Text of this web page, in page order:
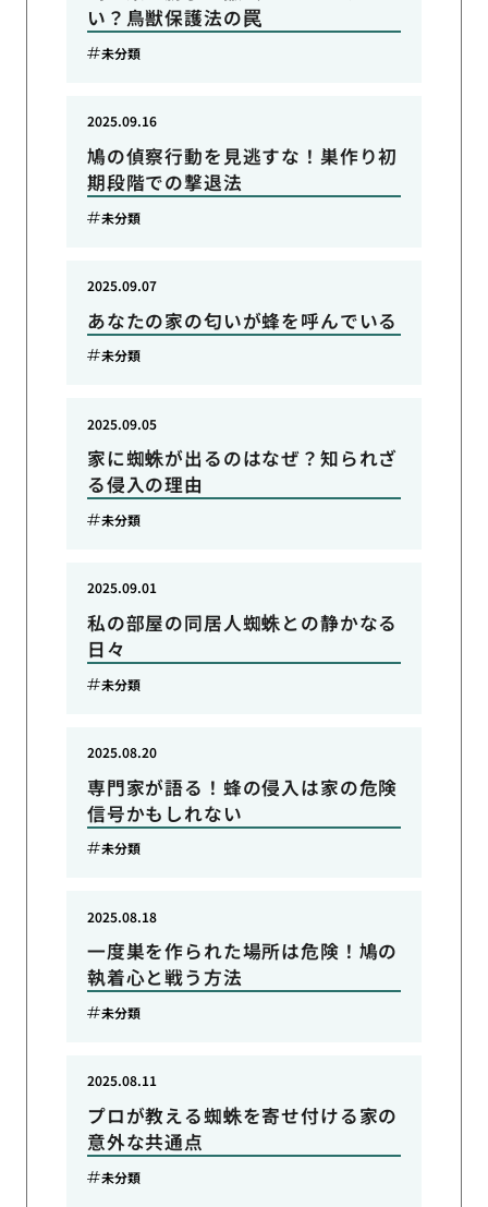
い？鳥獣保護法の罠
未分類
鳩の偵察行動を見逃すな！巣作り初
期段階での撃退法
2025.09.16
未分類
あなたの家の匂いが蜂を呼んでいる
2025.09.07
未分類
家に蜘蛛が出るのはなぜ？知られざ
る侵入の理由
2025.09.05
未分類
私の部屋の同居人蜘蛛との静かなる
日々
2025.09.01
未分類
専門家が語る！蜂の侵入は家の危険
信号かもしれない
2025.08.20
未分類
一度巣を作られた場所は危険！鳩の
執着心と戦う方法
2025.08.18
未分類
プロが教える蜘蛛を寄せ付ける家の
意外な共通点
2025.08.11
未分類